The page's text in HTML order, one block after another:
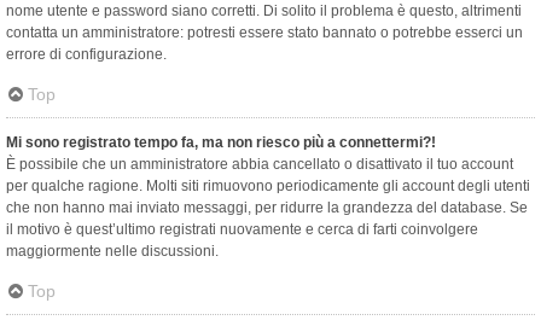
nome utente e password siano corretti. Di solito il problema è questo, altrimenti
contatta un amministratore: potresti essere stato bannato o potrebbe esserci un
errore di configurazione.
Top
Mi sono registrato tempo fa, ma non riesco più a connettermi?!
È possibile che un amministratore abbia cancellato o disattivato il tuo account
per qualche ragione. Molti siti rimuovono periodicamente gli account degli utenti
che non hanno mai inviato messaggi, per ridurre la grandezza del database. Se
il motivo è quest’ultimo registrati nuovamente e cerca di farti coinvolgere
maggiormente nelle discussioni.
Top